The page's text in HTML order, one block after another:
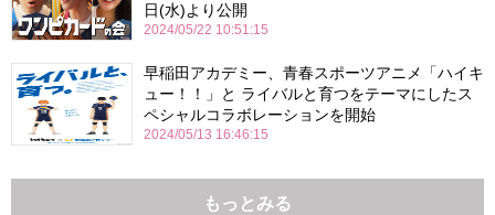
日(水)より公開
2024/05/22 10:51:15
早稲田アカデミー、青春スポーツアニメ「ハイキ
ュー！！」と ライバルと育つをテーマにしたス
ペシャルコラボレーションを開始
2024/05/13 16:46:15
もっとみる